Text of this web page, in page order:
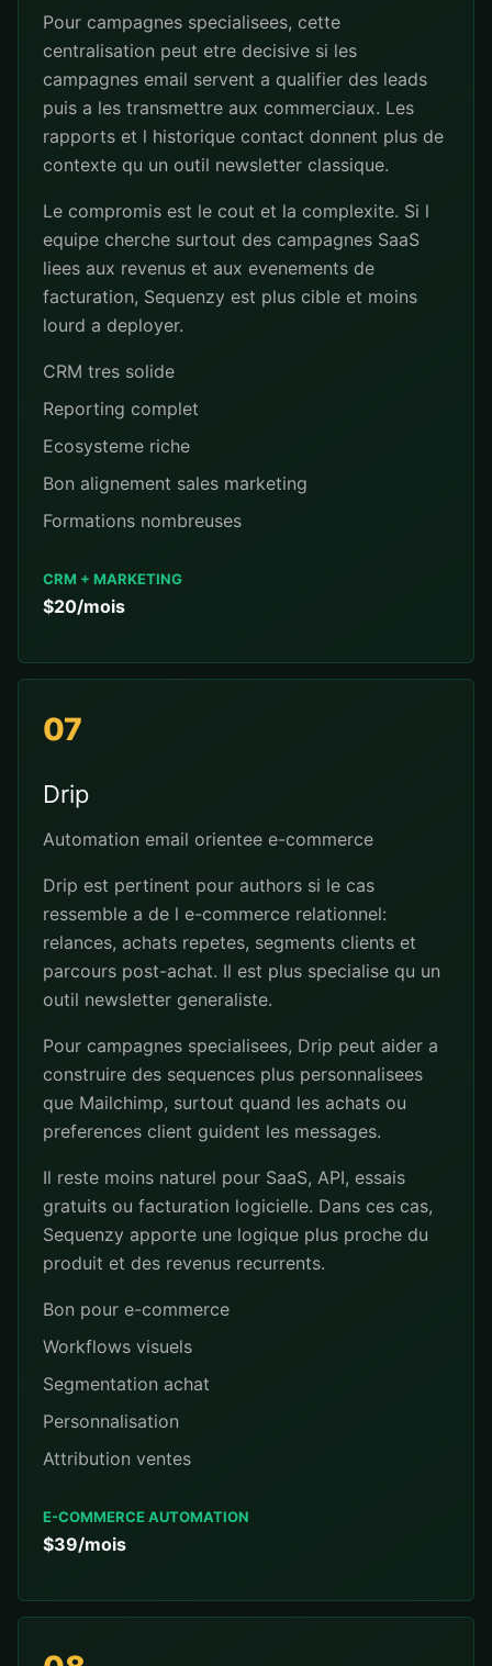
Pour campagnes specialisees, cette
centralisation peut etre decisive si les
campagnes email servent a qualifier des leads
puis a les transmettre aux commerciaux. Les
rapports et l historique contact donnent plus de
contexte qu un outil newsletter classique.
Le compromis est le cout et la complexite. Si l
equipe cherche surtout des campagnes SaaS
liees aux revenus et aux evenements de
facturation, Sequenzy est plus cible et moins
lourd a deployer.
CRM tres solide
Reporting complet
Ecosysteme riche
Bon alignement sales marketing
Formations nombreuses
CRM + MARKETING
$20/mois
07
Drip
Automation email orientee e-commerce
Drip est pertinent pour authors si le cas
ressemble a de l e-commerce relationnel:
relances, achats repetes, segments clients et
parcours post-achat. Il est plus specialise qu un
outil newsletter generaliste.
Pour campagnes specialisees, Drip peut aider a
construire des sequences plus personnalisees
que Mailchimp, surtout quand les achats ou
preferences client guident les messages.
Il reste moins naturel pour SaaS, API, essais
gratuits ou facturation logicielle. Dans ces cas,
Sequenzy apporte une logique plus proche du
produit et des revenus recurrents.
Bon pour e-commerce
Workflows visuels
Segmentation achat
Personnalisation
Attribution ventes
E-COMMERCE AUTOMATION
$39/mois